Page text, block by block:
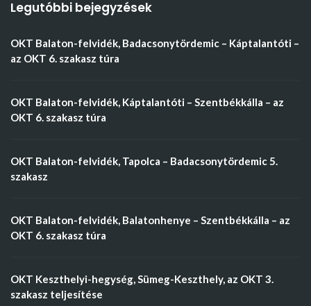
Legutóbbi bejegyzések
OKT Balaton-felvidék, Badacsonytördemic – Káptalantóti –
az OKT 6. szakasz túra
OKT Balaton-felvidék, Káptalantóti – Szentbékkálla – az
OKT 6. szakasz túra
OKT Balaton-felvidék, Tapolca – Badacsonytördemic 5.
szakasz
OKT Balaton-felvidék, Balatonhenye – Szentbékkálla – az
OKT 6. szakasz túra
OKT Keszthelyi-hegység, Sümeg-Keszthely, az OKT 3.
szakasz teljesítése